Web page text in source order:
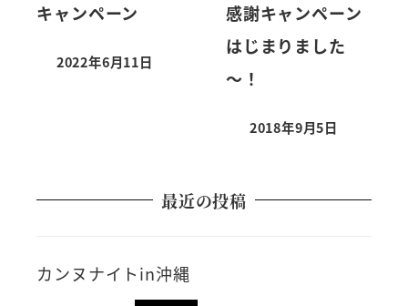
キャンペーン
2022年6月11日
感謝キャンペーン
はじまりました
～！
2018年9月5日
最近の投稿
カンヌナイトin沖縄